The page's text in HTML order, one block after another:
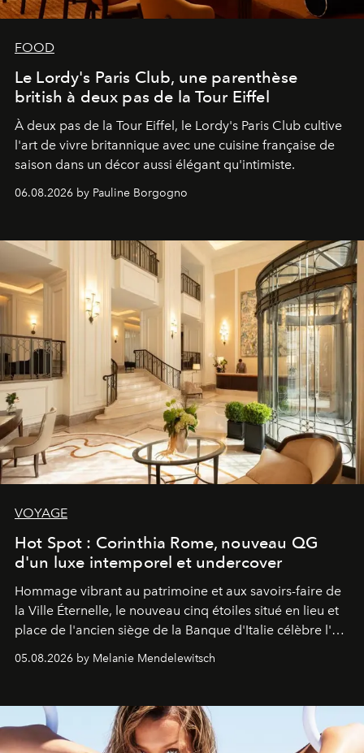
FOOD
Le Lordy's Paris Club, une parenthèse
british à deux pas de la Tour Eiffel
À deux pas de la Tour Eiffel, le Lordy's Paris Club cultive
l'art de vivre britannique avec une cuisine française de
saison dans un décor aussi élégant qu'intimiste.
06.08.2026 by Pauline Borgogno
VOYAGE
Hot Spot : Corinthia Rome, nouveau QG
d'un luxe intemporel et undercover
Hommage vibrant au patrimoine et aux savoirs-faire de
la Ville Éternelle, le nouveau cinq étoiles situé en lieu et
place de l'ancien siège de la Banque d'Italie célèbre l'art
de vivre Romain dans toute son élégance intemporelle.
05.08.2026 by Melanie Mendelewitsch